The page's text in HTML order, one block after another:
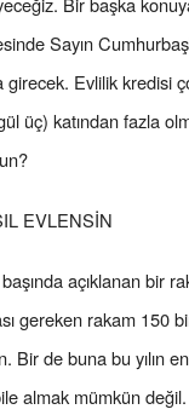
Sayın
Evlilik kredisi
üç) katından fazla
EVLENSİN
açıklanan bir
gereken rakam 150
Bir de buna bu yılın
almak mümkün